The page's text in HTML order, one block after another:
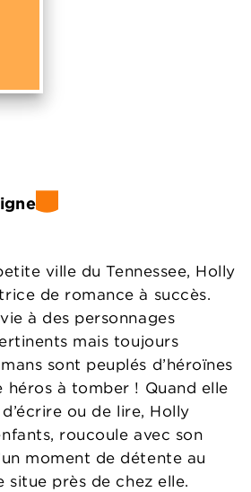
ville du Tennessee, Holly
de romance à succès.
à des personnages
mais toujours
sont peuplés d’héroïnes
à tomber ! Quand elle
ou de lire, Holly
roucoule avec son
moment de détente au
situe près de chez elle.